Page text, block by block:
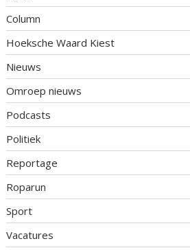
Column
Hoeksche Waard Kiest
Nieuws
Omroep nieuws
Podcasts
Politiek
Reportage
Roparun
Sport
Vacatures